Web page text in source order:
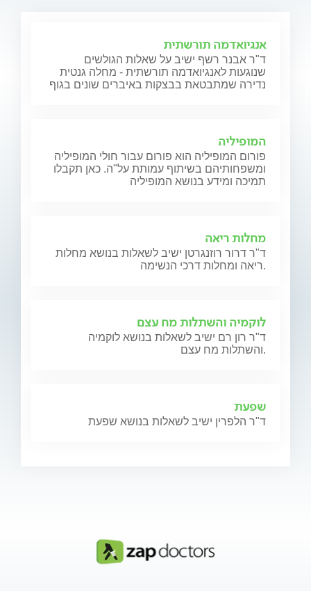
אנגיואדמה תורשתית
ד"ר אבנר רשף ישיב על שאלות הגולשים
שנוגעות לאנגיואדמה תורשתית - מחלה גנטית
נדירה שמתבטאת בבצקות באיברים שונים בגוף
המופיליה
פורום המופיליה הוא פורום עבור חולי המופיליה
ומשפחותיהם בשיתוף עמותת על"ה. כאן תקבלו
תמיכה ומידע בנושא המופיליה
מחלות ריאה
ד"ר דרור רוזנגרטן ישיב לשאלות בנושא מחלות
ריאה ומחלות דרכי הנשימה.
לוקמיה והשתלות מח עצם
ד"ר רון רם ישיב לשאלות בנושא לוקמיה
והשתלות מח עצם.
שפעת
ד"ר הלפרין ישיב לשאלות בנושא שפעת